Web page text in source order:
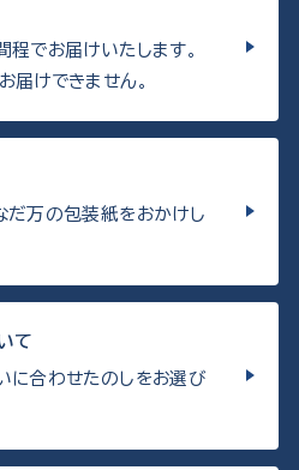
でお届けいたします。
けできません。
だ万の包装紙をおかけし
て
に合わせたのしをお選び